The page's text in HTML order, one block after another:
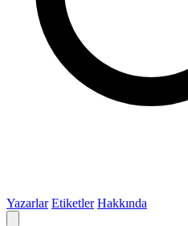
Yazarlar Etiketler Hakkında